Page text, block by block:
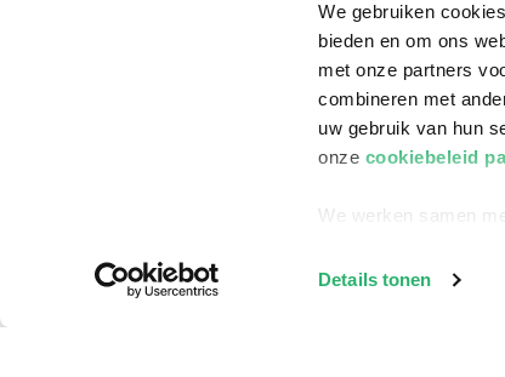
We gebruiken
bieden en om ons
met onze partners
combineren met
uw gebruik van hun
onze cookiebeleid
We werken samen
Details tonen
Bestellen